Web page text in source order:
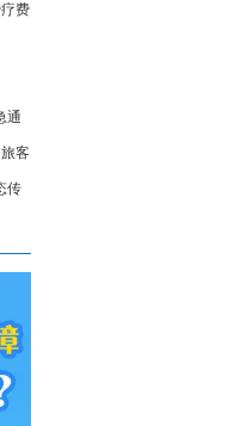
费
通
客
传